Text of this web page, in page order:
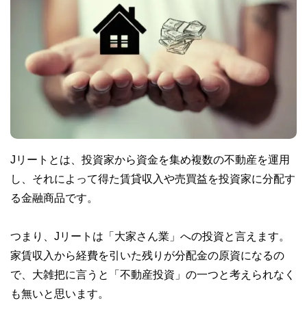
Jリートとは、投資家から資金を集め複数の不動産を運用
し、それによって得た賃貸収入や売買益を投資家に分配す
る金融商品です。
つまり、Jリートは「大家さん業」への投資と言えます。
家賃収入から経費を引いた残りが分配金の原資になるの
で、大雑把に言うと「不動産投資」の一つと考えられなく
も無いと思います。